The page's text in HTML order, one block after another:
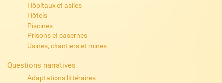
Hôpitaux et asiles
Hôtels
Piscines
Prisons et casernes
Usines, chantiers et mines
Questions narratives
Adaptations littéraires